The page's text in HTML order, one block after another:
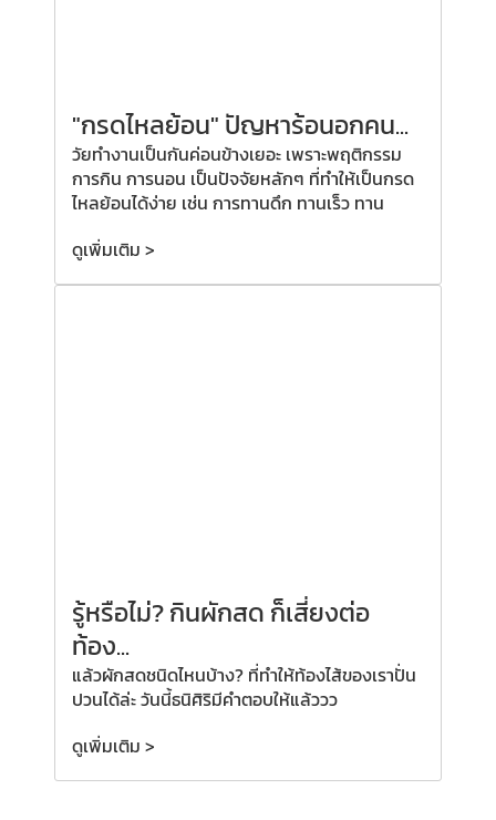
"กรดไหลย้อน" ปัญหาร้อนอกคน...
วัยทำงานเป็นกันค่อนข้างเยอะ เพราะพฤติกรรม
การกิน การนอน เป็นปัจจัยหลักๆ ที่ทำให้เป็นกรด
ไหลย้อนได้ง่าย เช่น การทานดึก ทานเร็ว ทาน
ดูเพิ่มเติม >
รู้หรือไม่? กินผักสด ก็เสี่ยงต่อ
ท้อง...
แล้วผักสดชนิดไหนบ้าง? ที่ทำให้ท้องไส้ของเราปั่น
ปวนได้ล่ะ วันนี้ธนิศิริมีคำตอบให้แล้ววว
ดูเพิ่มเติม >